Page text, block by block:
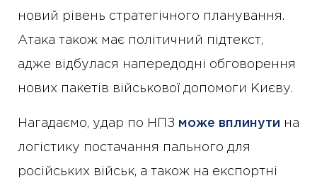
новий рівень стратегічного планування.
Атака також має політичний підтекст,
адже відбулася напередодні обговорення
нових пакетів військової допомоги Києву.
Нагадаємо, удар по НПЗ може вплинути на
логістику постачання пального для
російських військ, а також на експортні